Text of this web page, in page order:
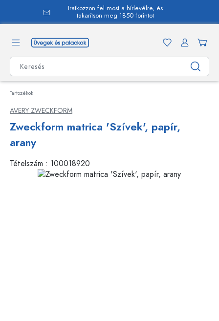
Iratkozzon fel most a hírlevélre, és
takarítson meg 1850 forintot
Tartozékok
AVERY ZWECKFORM
Zweckform matrica 'Szívek', papír,
arany
Tételszám : 100018920